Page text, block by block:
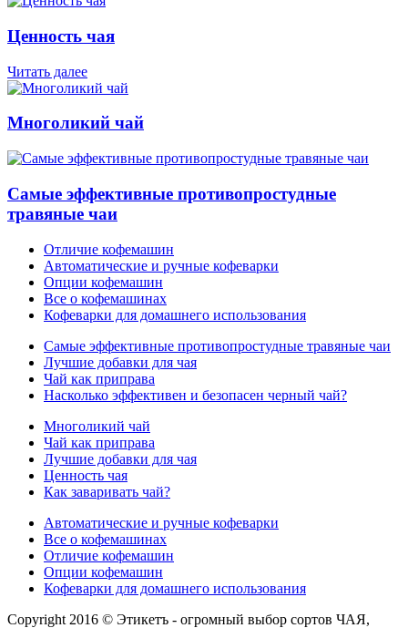
Ценность чая
Читать далее
Многоликий чай
Самые эффективные противопростудные
травяные чаи
Отличие кофемашин
Автоматические и ручные кофеварки
Опции кофемашин
Все о кофемашинах
Кофеварки для домашнего использования
Самые эффективные противопростудные травяные чаи
Лучшие добавки для чая
Чай как приправа
Насколько эффективен и безопасен черный чай?
Многоликий чай
Чай как приправа
Лучшие добавки для чая
Ценность чая
Как заваривать чай?
Автоматические и ручные кофеварки
Все о кофемашинах
Отличие кофемашин
Опции кофемашин
Кофеварки для домашнего использования
Copyright 2016 © Этикетъ - огромный выбор сортов ЧАЯ,